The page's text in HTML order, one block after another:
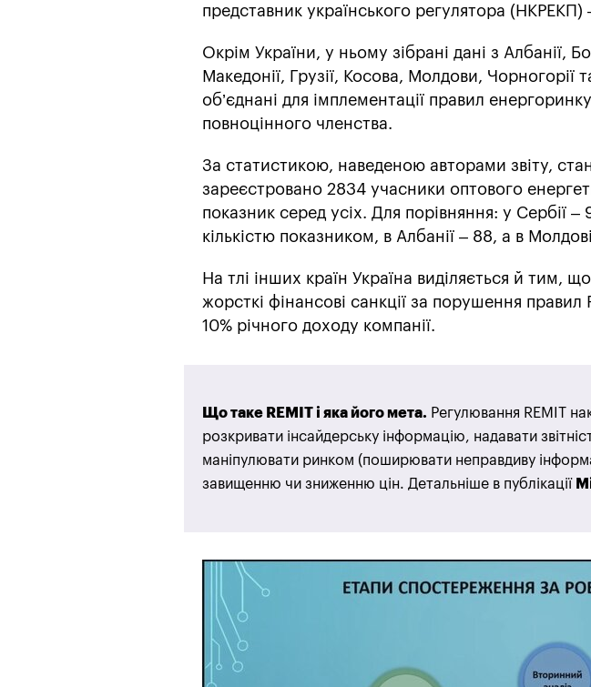
представник українського регулятора (НКРЕКП)
Окрім України, у ньому зібрані дані з Албанії,
Македонії, Грузії, Косова, Молдови, Чорногорії
об’єднані для імплементації правил
повноцінного членства.
За статистикою, наведеною авторами звіту,
зареєстровано 2834 учасники оптового
показник серед усіх. Для порівняння: у Сербії
кількістю показником, в Албанії – 88, а в
На тлі інших країн Україна виділяється й тим,
жорсткі фінансові санкції за порушення
10% річного доходу компанії.
Що таке REMIT і яка його мета. Регулювання REMIT
розкривати інсайдерську інформацію, надавати
маніпулювати ринком (поширювати неправдиву
завищенню чи зниженню цін. Детальніше в публікації